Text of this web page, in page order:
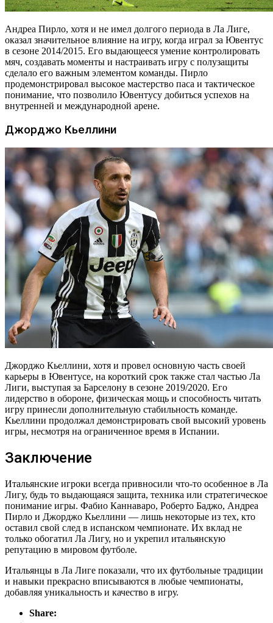
Андреа Пирло, хотя и не имел долгого периода в Ла Лиге,
оказал значительное влияние на игру, когда играл за Ювентус
в сезоне 2014/2015. Его выдающееся умение контролировать
мяч, создавать моменты и настраивать игру с полузащиты
сделало его важным элементом команды. Пирло
продемонстрировал высокое мастерство паса и тактическое
понимание, что позволило Ювентусу добиться успехов на
внутренней и международной арене.
Джорджо Кьеллини
Джорджо Кьеллини, хотя и провел основную часть своей
карьеры в Ювентусе, на короткий срок также стал частью Ла
Лиги, выступая за Барселону в сезоне 2019/2020. Его
лидерство в обороне, физическая мощь и способность читать
игру принесли дополнительную стабильность команде.
Кьеллини продолжал демонстрировать свой высокий уровень
игры, несмотря на ограниченное время в Испании.
Заключение
Итальянские игроки всегда привносили что-то особенное в Ла
Лигу, будь то выдающаяся защита, техника или стратегическое
понимание игры. Фабио Каннаваро, Роберто Баджо, Андреа
Пирло и Джорджо Кьеллини — лишь некоторые из тех, кто
оставил свой след в испанском чемпионате. Их вклад не
только обогатил Ла Лигу, но и укрепил итальянскую
репутацию в мировом футболе.
Итальянцы в Ла Лиге показали, что их футбольные традиции
и навыки прекрасно вписываются в любые чемпионаты,
добавляя уникальность и качество в игру.
Share: